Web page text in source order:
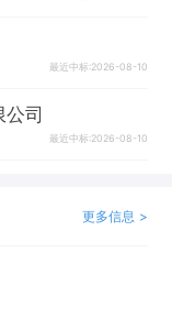
最近中标:2026-08-10
司
最近中标:2026-08-10
更多信息 >